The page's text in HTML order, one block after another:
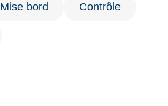
Mise bord Contrôle